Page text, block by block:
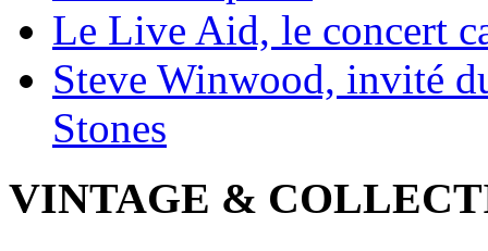
Le Live Aid, le concert
Steve Winwood, invité
Stones
VINTAGE &